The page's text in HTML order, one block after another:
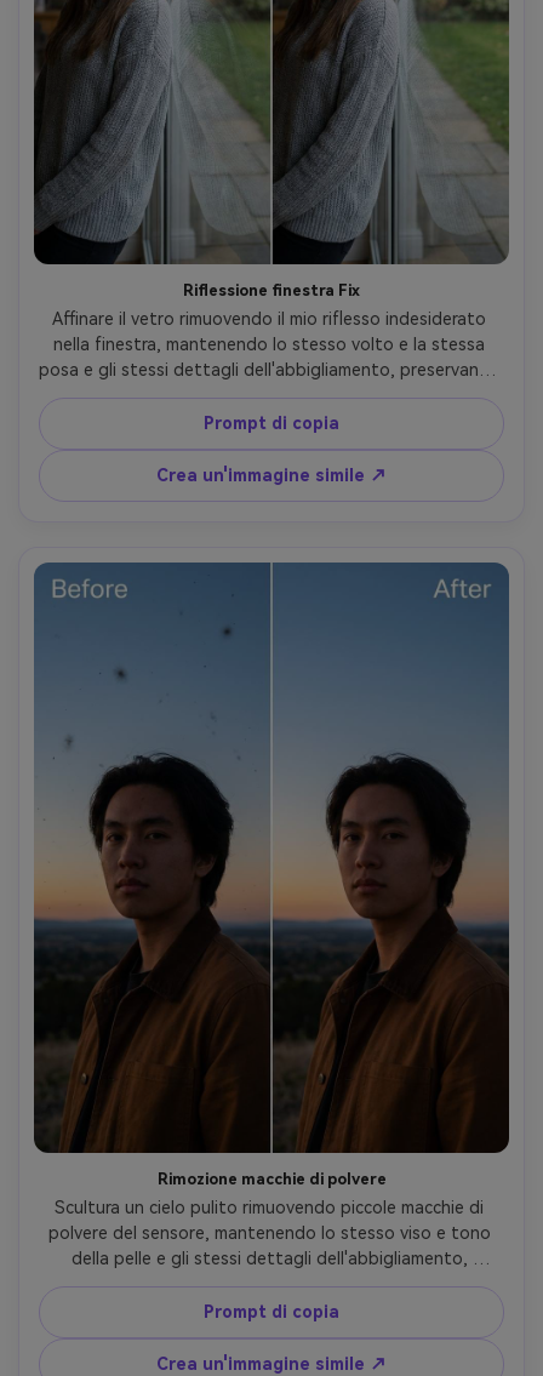
Riflessione finestra Fix
Affinare il vetro rimuovendo il mio riflesso indesiderato
nella finestra, mantenendo lo stesso volto e la stessa
posa e gli stessi dettagli dell'abbigliamento, preservando
i riflessi dell'ambiente e l'illuminazione originale in modo
che la finestra si legge ancora come vero vetro-AR 4:5
Prompt di copia
Crea un'immagine simile ↗
Rimozione macchie di polvere
Scultura un cielo pulito rimuovendo piccole macchie di
polvere del sensore, mantenendo lo stesso viso e tono
della pelle e gli stessi dettagli dell'abbigliamento,
preservando il gradiente del cielo e il grano in modo che la
modifica non sembri airbrushed- -ar 4:5
Prompt di copia
Crea un'immagine simile ↗